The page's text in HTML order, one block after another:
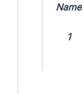
Name
1